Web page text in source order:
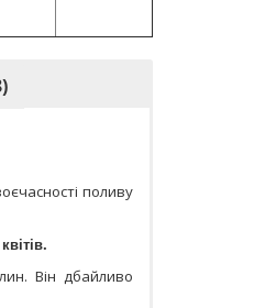
поливу
Він дбайливо